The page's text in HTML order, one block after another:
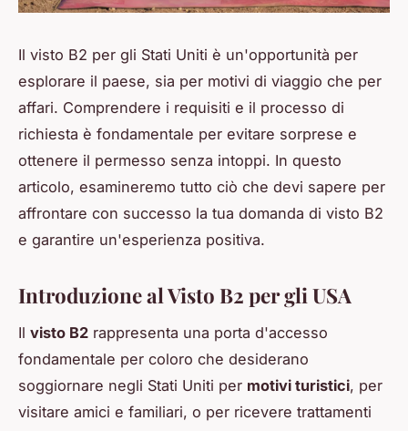
Il visto B2 per gli Stati Uniti è un'opportunità per
esplorare il paese, sia per motivi di viaggio che per
affari. Comprendere i requisiti e il processo di
richiesta è fondamentale per evitare sorprese e
ottenere il permesso senza intoppi. In questo
articolo, esamineremo tutto ciò che devi sapere per
affrontare con successo la tua domanda di visto B2
e garantire un'esperienza positiva.
Introduzione al Visto B2 per gli USA
Il visto B2 rappresenta una porta d'accesso
fondamentale per coloro che desiderano
soggiornare negli Stati Uniti per motivi turistici, per
visitare amici e familiari, o per ricevere trattamenti